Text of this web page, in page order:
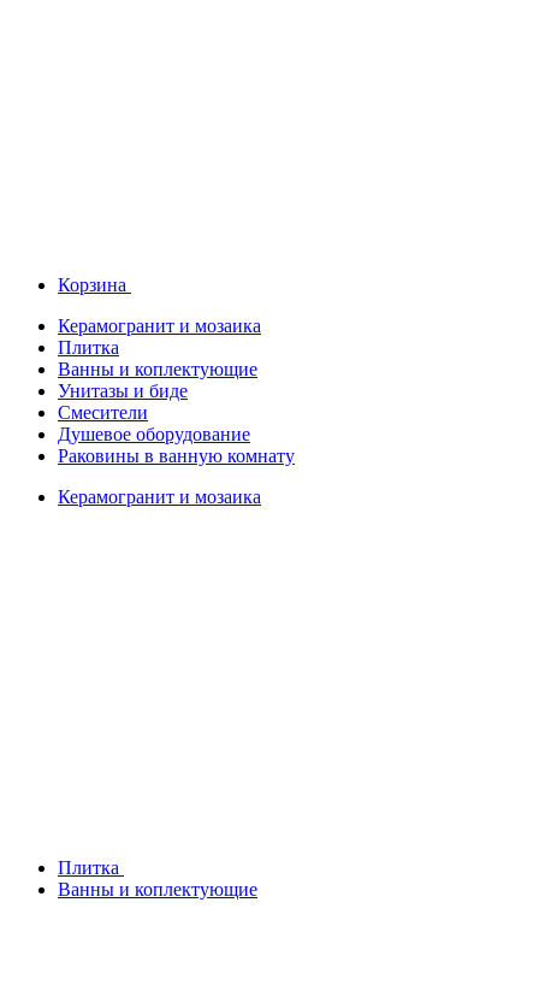
Корзина
Керамогранит и мозаика
Плитка
Ванны и коплектующие
Унитазы и биде
Смесители
Душевое оборудование
Раковины в ванную комнату
Керамогранит и мозаика
Плитка
Ванны и коплектующие